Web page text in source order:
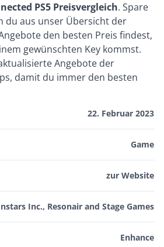
PS5 Preisvergleich. Spare
du aus unser Übersicht der
den besten Preis findest,
gewünschten Key kommst.
Angebote der
damit du immer den besten
22. Februar 2023
Game
zur Website
Inc., Resonair and Stage Games
Enhance